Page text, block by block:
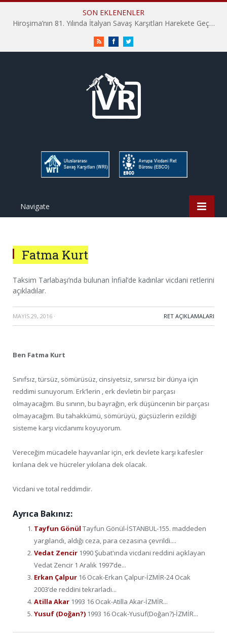
SON EKLENENLER
Hiroşima’nın 81. Yılında İtalyan Savaş Karşıtları Harekete Geçti: “Hatırlamak yeterli değil”
RSS FacebookTwitter
Navigate
Fatma Kurt
Taksim Tarlabaşı’nda bulunan İnfial’de kadınlar vicdani retlerini
açıkladılar.
MAYIS 29, 2016 · RET AÇIKLAMALARI
Ben Fatma Kurt
Sınıfsız, türsüz, sömürüsüz, cinsiyetsiz, sınırsız bir dünya için
reddimi sunuyorum. Erk’lerin , erk devletin bir parçası
olmayacağım. Bu sınırın, bu bayrağın, erk düşüncenin bir parçası
olmayacağım. Bu tahakkümü, sömürüyü, güçsüzlerin ezildiği
sisteme karşı vicdanımı koyuyorum.
Vereceğim mücadele hayvanlar için, erk devlete karşı kafesler
kırılana dek ve hücreler yıkılana dek olacak.
Vicdani ve total reddimdir.
Ayrıca Bakınız:
Tayfun Gönül Tayfun Gönül-İSTANBUL-155. maddeden
yargılandı, aldığı ceza, para cezasına çevrildi....
Vedat Zencir 1990 Şubat'ında vicdani reddini açıklayan
Vedat Zencir 1 Aralık 1997’de...
Erkan Çalpur 16 Ocak-Erkan Çalpur-İZMİR-24 Ocak
2003’de reddini tekrarladı...
Atilla Akar 1993 16 Ocak-Atilla Akar-İZMİR...
Yusuf (Doğan?) 1993 16 Ocak-Yusuf(Doğan?)-İZMİR...